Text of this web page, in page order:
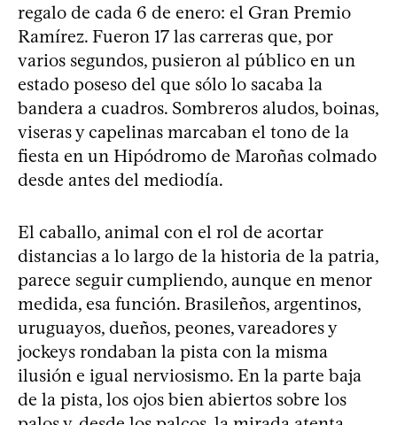
regalo de cada 6 de enero: el Gran Premio
Ramírez. Fueron 17 las carreras que, por
varios segundos, pusieron al público en un
estado poseso del que sólo lo sacaba la
bandera a cuadros. Sombreros aludos, boinas,
viseras y capelinas marcaban el tono de la
fiesta en un Hipódromo de Maroñas colmado
desde antes del mediodía.
El caballo, animal con el rol de acortar
distancias a lo largo de la historia de la patria,
parece seguir cumpliendo, aunque en menor
medida, esa función. Brasileños, argentinos,
uruguayos, dueños, peones, vareadores y
jockeys rondaban la pista con la misma
ilusión e igual nerviosismo. En la parte baja
de la pista, los ojos bien abiertos sobre los